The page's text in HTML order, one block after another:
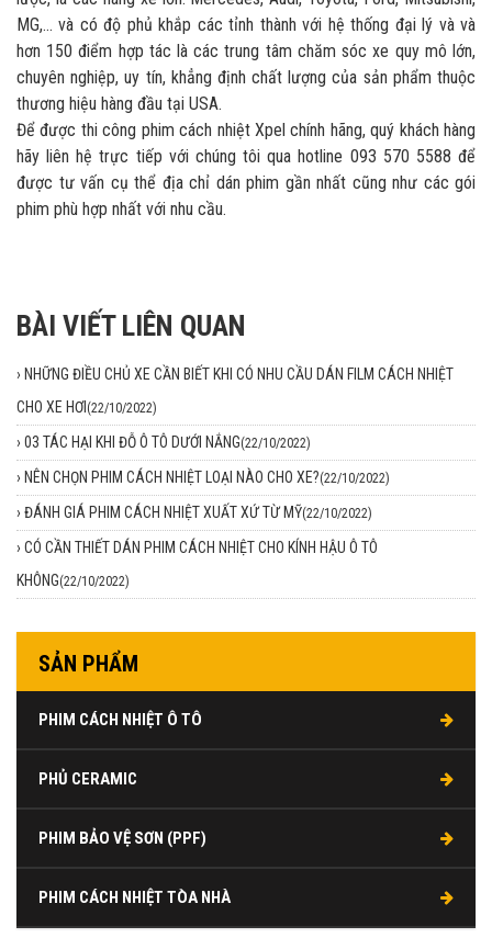
MG,... và có độ phủ khắp các tỉnh thành với hệ thống đại lý và và
hơn 150 điểm hợp tác là các trung tâm chăm sóc xe quy mô lớn,
chuyên nghiệp, uy tín, khẳng định chất lượng của sản phẩm thuộc
thương hiệu hàng đầu tại USA.
Để được thi công phim cách nhiệt Xpel chính hãng, quý khách hàng
hãy liên hệ trực tiếp với chúng tôi qua hotline 093 570 5588 để
được tư vấn cụ thể địa chỉ dán phim gần nhất cũng như các gói
phim phù hợp nhất với nhu cầu.
BÀI VIẾT LIÊN QUAN
› NHỮNG ĐIỀU CHỦ XE CẦN BIẾT KHI CÓ NHU CẦU DÁN FILM CÁCH NHIỆT
CHO XE HƠI (22/10/2022)
› 03 TÁC HẠI KHI ĐỖ Ô TÔ DƯỚI NẮNG(22/10/2022)
› NÊN CHỌN PHIM CÁCH NHIỆT LOẠI NÀO CHO XE?(22/10/2022)
› ĐÁNH GIÁ PHIM CÁCH NHIỆT XUẤT XỨ TỪ MỸ(22/10/2022)
› CÓ CẦN THIẾT DÁN PHIM CÁCH NHIỆT CHO KÍNH HẬU Ô TÔ
KHÔNG(22/10/2022)
SẢN PHẨM
PHIM CÁCH NHIỆT Ô TÔ
PHỦ CERAMIC
PHIM BẢO VỆ SƠN (PPF)
PHIM CÁCH NHIỆT TÒA NHÀ